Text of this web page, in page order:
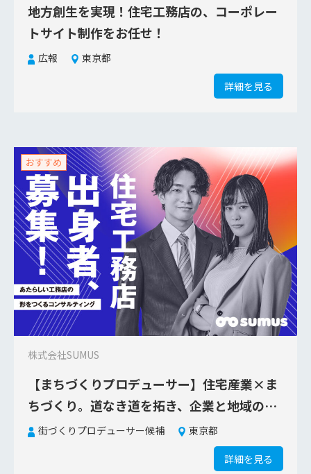
地方創生を実現！住宅工務店の、コーポレー
トサイト制作をお任せ！
広報 東京都
詳細を見る
【まちづくりプロデューサー】住宅産業×ま
ちづくり。道なき道を拓き、企業と地域の成
長を支援する
株式会社SUMUS
街づくりプロデューサー候補 東京都
おすすめ
詳細を見る